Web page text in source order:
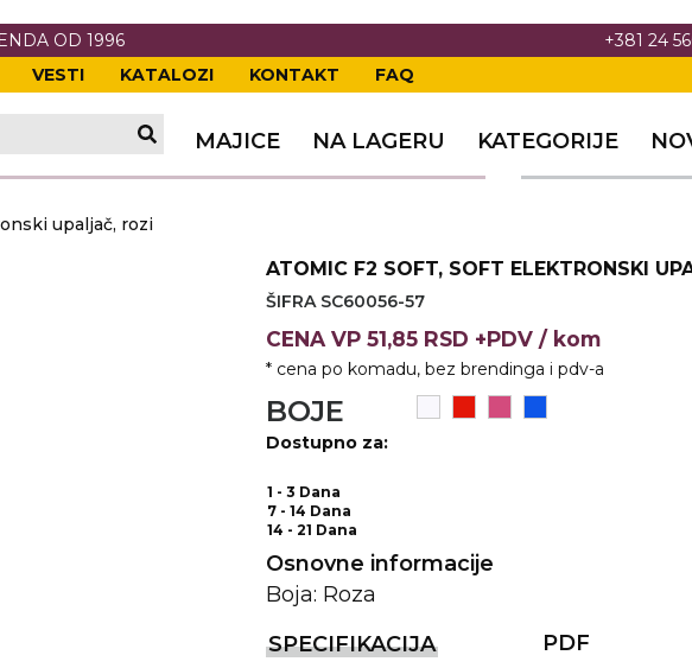
OD 1996 +381 24
VESTI KATALOZI KONTAKT FAQ
MAJICE NA LAGERU KATEGORIJE
OPREMA
I PANOI
upaljač, rozi
ATOMIC F2 SOFT, SOFT ELEKTRONSKI
ŠIFRA SC60056-57
CENA VP 51,85 RSD +PDV / kom
* cena po komadu, bez brendinga i pdv-a
BOJE
Dostupno za:
1 - 3 Dana
7 - 14 Dana
14 - 21 Dana
Osnovne informacije
Boja: Roza
SPECIFIKACIJA
PDF